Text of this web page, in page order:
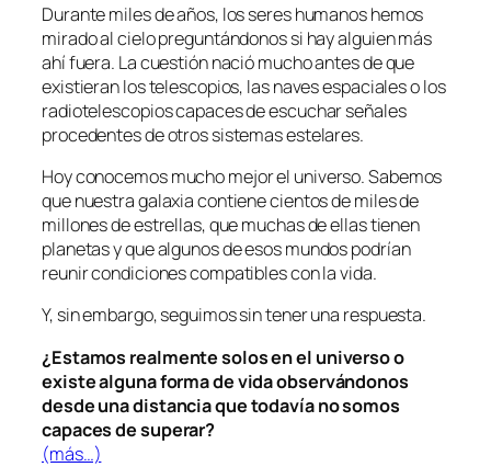
Durante miles de años, los seres humanos hemos
mirado al cielo preguntándonos si hay alguien más
ahí fuera. La cuestión nació mucho antes de que
existieran los telescopios, las naves espaciales o los
radiotelescopios capaces de escuchar señales
procedentes de otros sistemas estelares.
Hoy conocemos mucho mejor el universo. Sabemos
que nuestra galaxia contiene cientos de miles de
millones de estrellas, que muchas de ellas tienen
planetas y que algunos de esos mundos podrían
reunir condiciones compatibles con la vida.
Y, sin embargo, seguimos sin tener una respuesta.
¿Estamos realmente solos en el universo o
existe alguna forma de vida observándonos
desde una distancia que todavía no somos
capaces de superar?
(más…)